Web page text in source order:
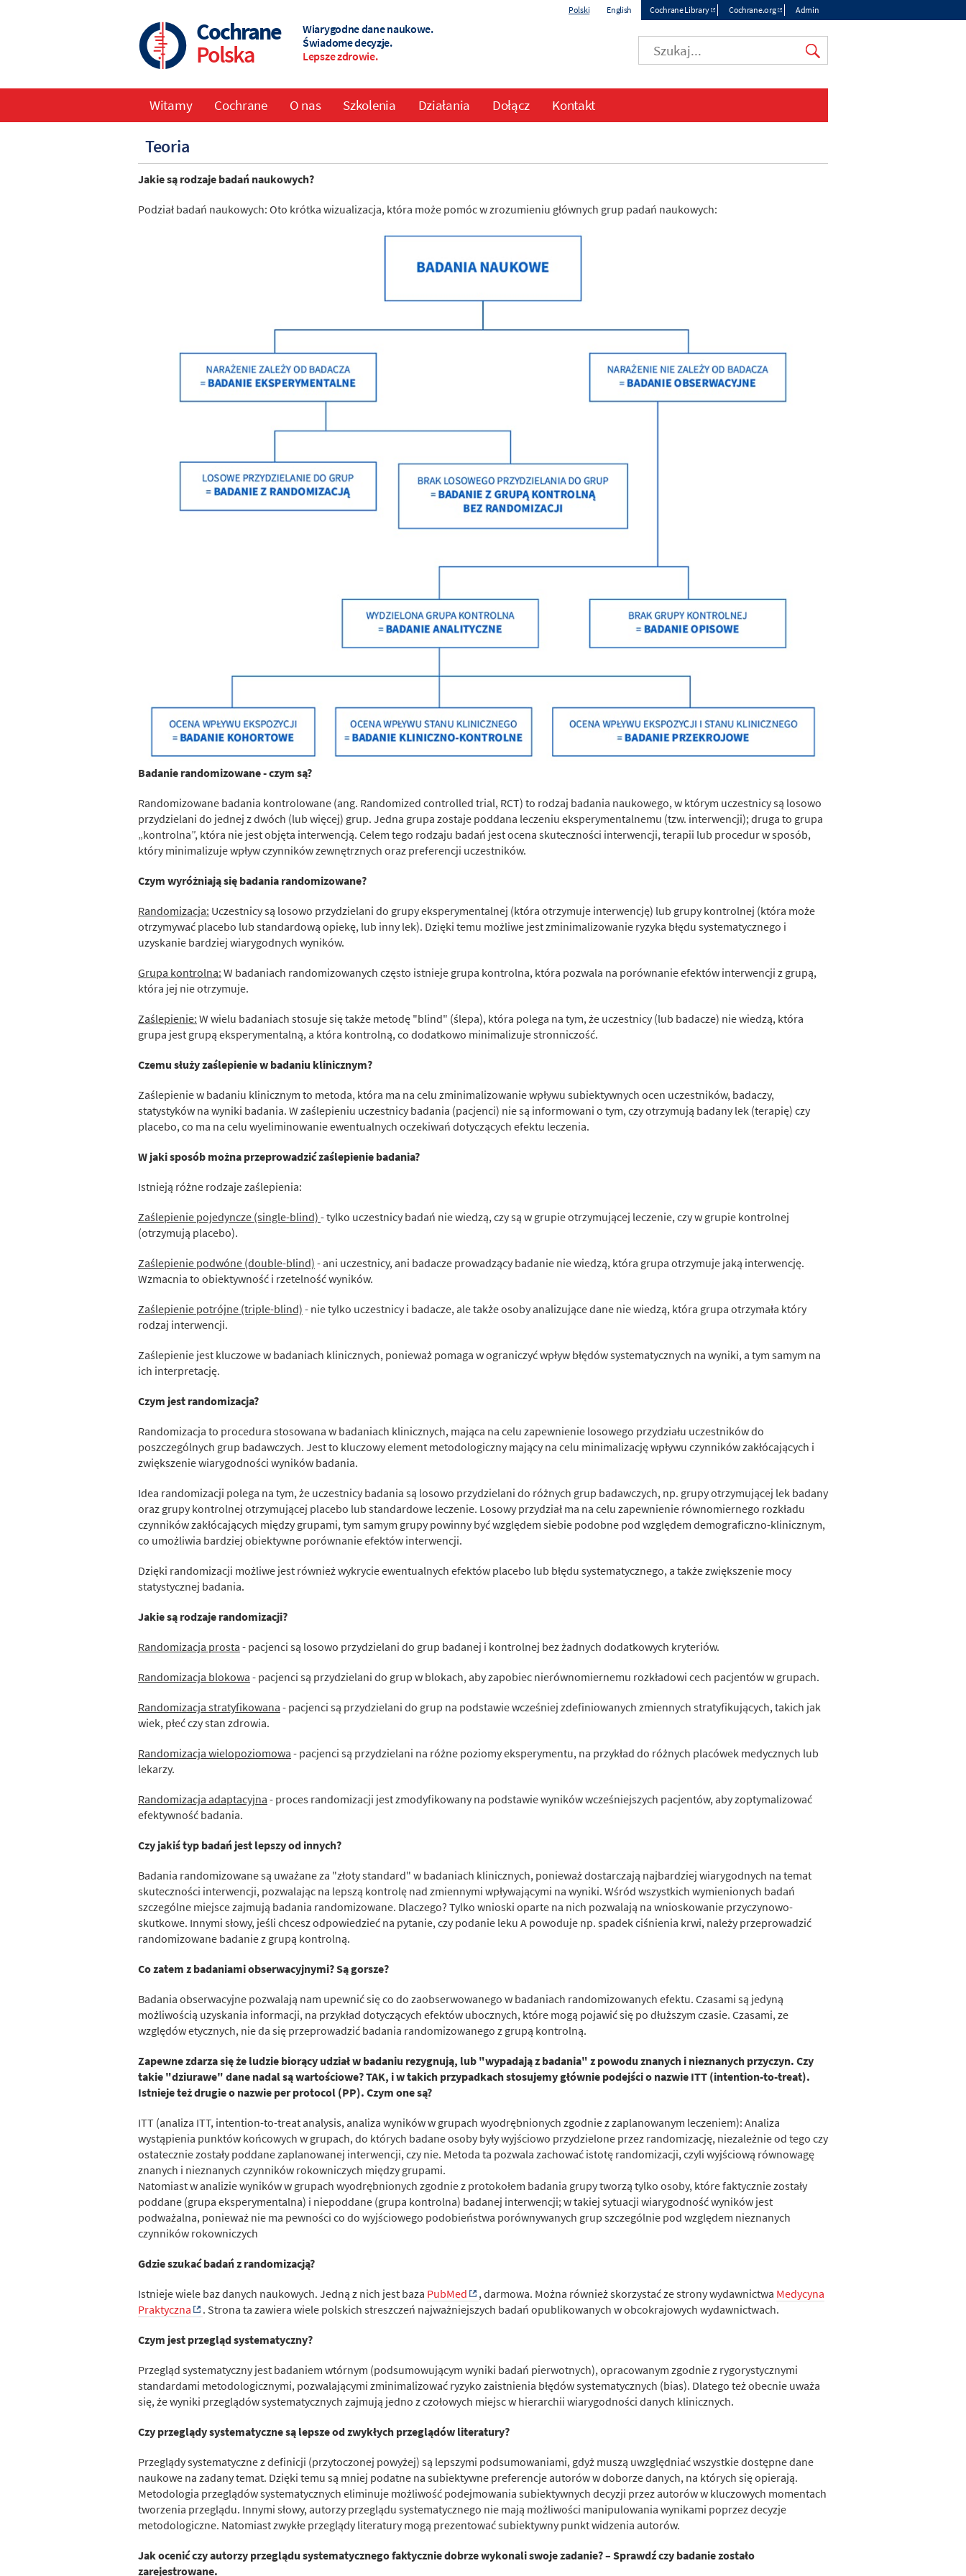
Polski English
Top
menu
Cochrane Library Cochrane.org Admin
Cochrane
Polska
Wiarygodne dane naukowe.
Świadome decyzje.
Lepsze zdrowie.
Teoria
Jakie są rodzaje badań naukowych?
Podział badań naukowych: Oto krótka wizualizacja, która może pomóc w zrozumieniu głównych grup padań naukowych:
Badanie randomizowane - czym są?
Randomizowane badania kontrolowane (ang. Randomized controlled trial, RCT) to rodzaj badania naukowego, w którym uczestnicy są losowo
przydzielani do jednej z dwóch (lub więcej) grup. Jedna grupa zostaje poddana leczeniu eksperymentalnemu (tzw. interwencji); druga to grupa
„kontrolna”, która nie jest objęta interwencją. Celem tego rodzaju badań jest ocena skuteczności interwencji, terapii lub procedur w sposób,
który minimalizuje wpływ czynników zewnętrznych oraz preferencji uczestników.
Czym wyróżniają się badania randomizowane?
Randomizacja: Uczestnicy są losowo przydzielani do grupy eksperymentalnej (która otrzymuje interwencję) lub grupy kontrolnej (która może
otrzymywać placebo lub standardową opiekę, lub inny lek). Dzięki temu możliwe jest zminimalizowanie ryzyka błędu systematycznego i
uzyskanie bardziej wiarygodnych wyników.
Grupa kontrolna: W badaniach randomizowanych często istnieje grupa kontrolna, która pozwala na porównanie efektów interwencji z grupą,
która jej nie otrzymuje.
Zaślepienie: W wielu badaniach stosuje się także metodę "blind" (ślepa), która polega na tym, że uczestnicy (lub badacze) nie wiedzą, która
grupa jest grupą eksperymentalną, a która kontrolną, co dodatkowo minimalizuje stronniczość.
Czemu służy zaślepienie w badaniu klinicznym?
Zaślepienie w badaniu klinicznym to metoda, która ma na celu zminimalizowanie wpływu subiektywnych ocen uczestników, badaczy,
statystyków na wyniki badania. W zaślepieniu uczestnicy badania (pacjenci) nie są informowani o tym, czy otrzymują badany lek (terapię) czy
placebo, co ma na celu wyeliminowanie ewentualnych oczekiwań dotyczących efektu leczenia.
W jaki sposób można przeprowadzić zaślepienie badania?
Istnieją różne rodzaje zaślepienia:
Zaślepienie pojedyncze (single-blind) - tylko uczestnicy badań nie wiedzą, czy są w grupie otrzymującej leczenie, czy w grupie kontrolnej
(otrzymują placebo).
Zaślepienie podwóne (double-blind) - ani uczestnicy, ani badacze prowadzący badanie nie wiedzą, która grupa otrzymuje jaką interwencję.
Wzmacnia to obiektywność i rzetelność wyników.
Zaślepienie potrójne (triple-blind) - nie tylko uczestnicy i badacze, ale także osoby analizujące dane nie wiedzą, która grupa otrzymała który
rodzaj interwencji.
Zaślepienie jest kluczowe w badaniach klinicznych, ponieważ pomaga w ograniczyć wpływ błędów systematycznych na wyniki, a tym samym na
ich interpretację.
Czym jest randomizacja?
Randomizacja to procedura stosowana w badaniach klinicznych, mająca na celu zapewnienie losowego przydziału uczestników do
poszczególnych grup badawczych. Jest to kluczowy element metodologiczny mający na celu minimalizację wpływu czynników zakłócających i
zwiększenie wiarygodności wyników badania.
Idea randomizacji polega na tym, że uczestnicy badania są losowo przydzielani do różnych grup badawczych, np. grupy otrzymującej lek badany
oraz grupy kontrolnej otrzymującej placebo lub standardowe leczenie. Losowy przydział ma na celu zapewnienie równomiernego rozkładu
czynników zakłócających między grupami, tym samym grupy powinny być względem siebie podobne pod względem demograficzno-klinicznym,
co umożliwia bardziej obiektywne porównanie efektów interwencji.
Dzięki randomizacji możliwe jest również wykrycie ewentualnych efektów placebo lub błędu systematycznego, a także zwiększenie mocy
statystycznej badania.
Jakie są rodzaje randomizacji?
Randomizacja prosta - pacjenci są losowo przydzielani do grup badanej i kontrolnej bez żadnych dodatkowych kryteriów.
Randomizacja blokowa - pacjenci są przydzielani do grup w blokach, aby zapobiec nierównomiernemu rozkładowi cech pacjentów w grupach.
Randomizacja stratyfikowana - pacjenci są przydzielani do grup na podstawie wcześniej zdefiniowanych zmiennych stratyfikujących, takich jak
wiek, płeć czy stan zdrowia.
Randomizacja wielopoziomowa - pacjenci są przydzielani na różne poziomy eksperymentu, na przykład do różnych placówek medycznych lub
lekarzy.
Randomizacja adaptacyjna - proces randomizacji jest zmodyfikowany na podstawie wyników wcześniejszych pacjentów, aby zoptymalizować
efektywność badania.
Czy jakiś typ badań jest lepszy od innych?
Badania randomizowane są uważane za "złoty standard" w badaniach klinicznych, ponieważ dostarczają najbardziej wiarygodnych na temat
skuteczności interwencji, pozwalając na lepszą kontrolę nad zmiennymi wpływającymi na wyniki. Wśród wszystkich wymienionych badań
szczególne miejsce zajmują badania randomizowane. Dlaczego? Tylko wnioski oparte na nich pozwalają na wnioskowanie przyczynowo-
skutkowe. Innymi słowy, jeśli chcesz odpowiedzieć na pytanie, czy podanie leku A powoduje np. spadek ciśnienia krwi, należy przeprowadzić
randomizowane badanie z grupą kontrolną.
Co zatem z badaniami obserwacyjnymi? Są gorsze?
Badania obserwacyjne pozwalają nam upewnić się co do zaobserwowanego w badaniach randomizowanych efektu. Czasami są jedyną
możliwością uzyskania informacji, na przykład dotyczących efektów ubocznych, które mogą pojawić się po dłuższym czasie. Czasami, ze
względów etycznych, nie da się przeprowadzić badania randomizowanego z grupą kontrolną.
Zapewne zdarza się że ludzie biorący udział w badaniu rezygnują, lub "wypadają z badania" z powodu znanych i nieznanych przyczyn. Czy
takie "dziurawe" dane nadal są wartościowe? TAK, i w takich przypadkach stosujemy głównie podejści o nazwie ITT (intention-to-treat).
Istnieje też drugie o nazwie per protocol (PP). Czym one są?
ITT (analiza ITT, intention-to-treat analysis, analiza wyników w grupach wyodrębnionych zgodnie z zaplanowanym leczeniem): Analiza
wystąpienia punktów końcowych w grupach, do których badane osoby były wyjściowo przydzielone przez randomizację, niezależnie od tego czy
ostatecznie zostały poddane zaplanowanej interwencji, czy nie. Metoda ta pozwala zachować istotę randomizacji, czyli wyjściową równowagę
znanych i nieznanych czynników rokowniczych między grupami.
Natomiast w analizie wyników w grupach wyodrębnionych zgodnie z protokołem badania grupy tworzą tylko osoby, które faktycznie zostały
poddane (grupa eksperymentalna) i niepoddane (grupa kontrolna) badanej interwencji; w takiej sytuacji wiarygodność wyników jest
podważalna, ponieważ nie ma pewności co do wyjściowego podobieństwa porównywanych grup szczególnie pod względem nieznanych
czynników rokowniczych
Gdzie szukać badań z randomizacją?
Istnieje wiele baz danych naukowych. Jedną z nich jest baza PubMed , darmowa. Można również skorzystać ze strony wydawnictwa Medycyna
Praktyczna
. Strona ta zawiera wiele polskich streszczeń najważniejszych badań opublikowanych w obcokrajowych wydawnictwach.
Czym jest przegląd systematyczny?
Przegląd systematyczny jest badaniem wtórnym (podsumowującym wyniki badań pierwotnych), opracowanym zgodnie z rygorystycznymi
standardami metodologicznymi, pozwalającymi zminimalizować ryzyko zaistnienia błędów systematycznych (bias). Dlatego też obecnie uważa
się, że wyniki przeglądów systematycznych zajmują jedno z czołowych miejsc w hierarchii wiarygodności danych klinicznych.
Czy przeglądy systematyczne są lepsze od zwykłych przeglądów literatury?
Przeglądy systematyczne z definicji (przytoczonej powyżej) są lepszymi podsumowaniami, gdyż muszą uwzględniać wszystkie dostępne dane
naukowe na zadany temat. Dzięki temu są mniej podatne na subiektywne preferencje autorów w doborze danych, na których się opierają.
Metodologia przeglądów systematycznych eliminuje możliwość podejmowania subiektywnych decyzji przez autorów w kluczowych momentach
tworzenia przeglądu. Innymi słowy, autorzy przeglądu systematycznego nie mają możliwości manipulowania wynikami poprzez decyzje
metodologiczne. Natomiast zwykłe przeglądy literatury mogą prezentować subiektywny punkt widzenia autorów.
Jak ocenić czy autorzy przeglądu systematycznego faktycznie dobrze wykonali swoje zadanie? – Sprawdź czy badanie zostało
zarejestrowane.
Main
navigation
Witamy Cochrane O nas Szkolenia Działania Dołącz Kontakt